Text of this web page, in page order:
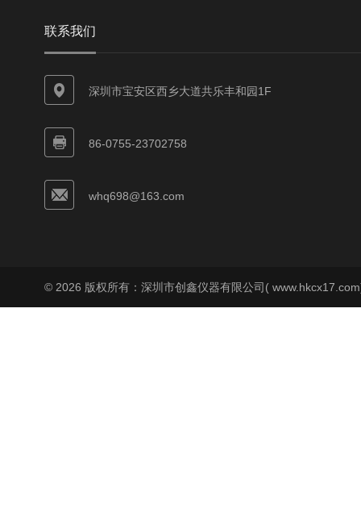
联系我们
深圳市宝安区西乡大道共乐丰和园1F
86-0755-23702758
whq698@163.com
© 2026 版权所有：深圳市创鑫仪器有限公司(